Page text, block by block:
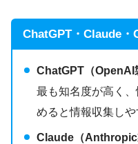
ChatGPT・Claude・
ChatGPT（OpenAI
最も知名度が高く
めると情報収集しや
Claude（Anthropic